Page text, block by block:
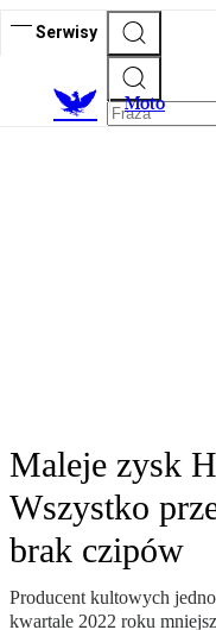
Serwisy
Moto
Maleje zysk
Wszystko
brak czipów
Producent kultowych
kwartale 2022 roku